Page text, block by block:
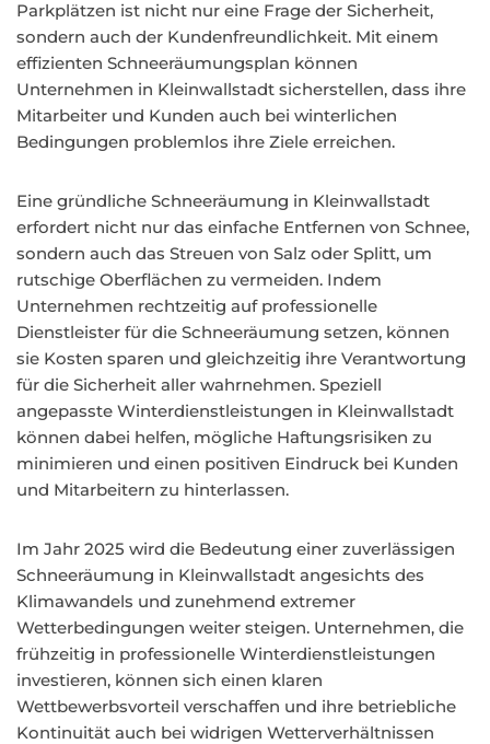
Parkplätzen ist nicht nur eine Frage der Sicherheit,
sondern auch der Kundenfreundlichkeit. Mit einem
effizienten Schneeräumungsplan können
Unternehmen in Kleinwallstadt sicherstellen, dass ihre
Mitarbeiter und Kunden auch bei winterlichen
Bedingungen problemlos ihre Ziele erreichen.
Eine gründliche Schneeräumung in Kleinwallstadt
erfordert nicht nur das einfache Entfernen von Schnee,
sondern auch das Streuen von Salz oder Splitt, um
rutschige Oberflächen zu vermeiden. Indem
Unternehmen rechtzeitig auf professionelle
Dienstleister für die Schneeräumung setzen, können
sie Kosten sparen und gleichzeitig ihre Verantwortung
für die Sicherheit aller wahrnehmen. Speziell
angepasste Winterdienstleistungen in Kleinwallstadt
können dabei helfen, mögliche Haftungsrisiken zu
minimieren und einen positiven Eindruck bei Kunden
und Mitarbeitern zu hinterlassen.
Im Jahr 2025 wird die Bedeutung einer zuverlässigen
Schneeräumung in Kleinwallstadt angesichts des
Klimawandels und zunehmend extremer
Wetterbedingungen weiter steigen. Unternehmen, die
frühzeitig in professionelle Winterdienstleistungen
investieren, können sich einen klaren
Wettbewerbsvorteil verschaffen und ihre betriebliche
Kontinuität auch bei widrigen Wetterverhältnissen